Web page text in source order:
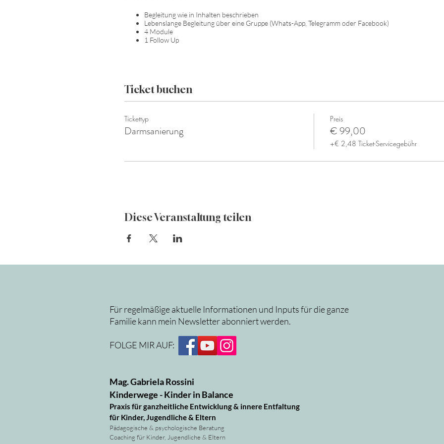
Begleitung wie in Inhalten beschrieben
Lebenslange Begleitung über eine Gruppe (Whats-App, Telegramm oder Facebook)
4 Module
1 Follow Up
Ticket buchen
Tickettyp
Darmsanierung
Preis
€ 99,00
+€ 2,48 Ticket-Servicegebühr
Diese Veranstaltung teilen
Für regelmäßige aktuelle Informationen und Inputs für die ganze
Familie kann mein Newsletter abonniert werden.
FOLGE MIR AUF:
Mag. Gabriela Rossini
Kinderwege - Kinder in Balance
Praxis für ganzheitliche Entwicklung & innere Entfaltung
für Kinder, Jugendliche & Eltern
Pädagogische & psychologische Beratung
Coaching für Kinder, Jugendliche & Eltern